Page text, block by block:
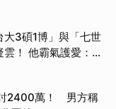
3碩1博」與「七世
！ 他霸氣護愛：她
2400萬！ 男方稱